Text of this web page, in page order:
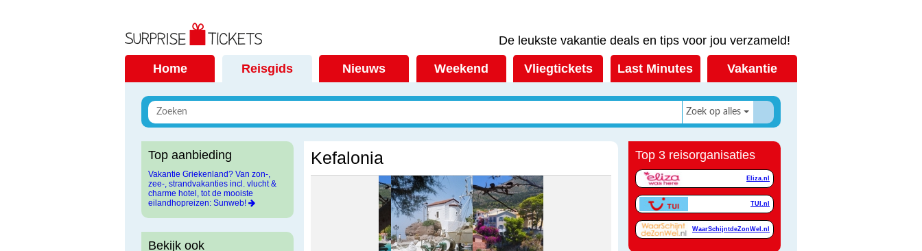
De leukste vakantie deals en tips voor jou verzameld!
Home Reisgids Nieuws Weekend Vliegtickets Last Minutes Vakantie
Zoek op alles
Top aanbieding
Vakantie Griekenland? Van zon-,
zee-, strandvakanties incl. vlucht &
charme hotel, tot de mooiste
eilandhopreizen: Sunweb!
Bekijk ook
Kefalonia Top 3 reisorganisaties
Eliza.nl
TUI.nl
WaarSchijntdeZonWel.nl